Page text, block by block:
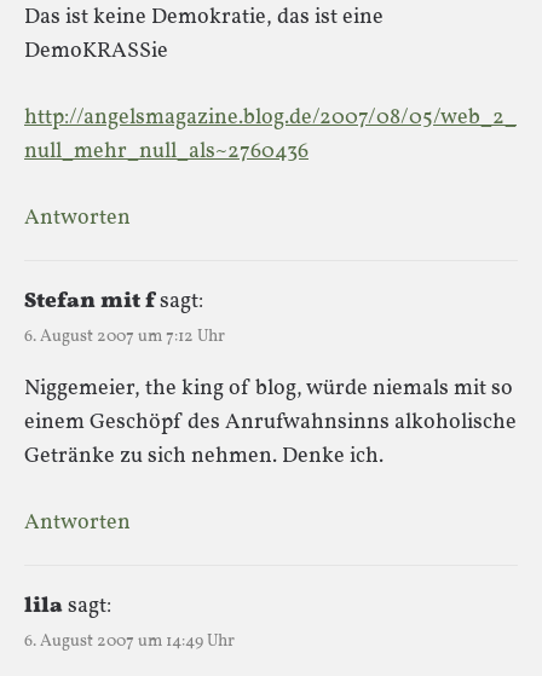
Das ist keine Demokratie, das ist eine
DemoKRASSie
http://angelsmagazine.blog.de/2007/08/05/web_2_
null_mehr_null_als~2760436
Antworten
Stefan mit fsagt:
6. August 2007 um 7:12 Uhr
Niggemeier, the king of blog, würde niemals mit so
einem Geschöpf des Anrufwahnsinns alkoholische
Getränke zu sich nehmen. Denke ich.
Antworten
lilasagt:
6. August 2007 um 14:49 Uhr